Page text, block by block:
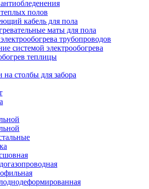
полов
кабель для пола
маты для пола
трубопроводов
системой электрообогрева
теплицы
на столбы для забора